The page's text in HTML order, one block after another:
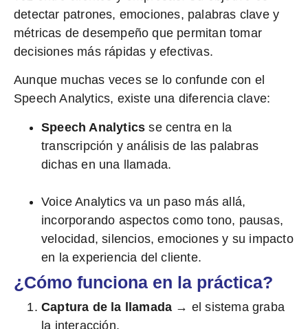
detectar patrones, emociones, palabras clave y
métricas de desempeño que permitan tomar
decisiones más rápidas y efectivas.
Aunque muchas veces se lo confunde con el
Speech Analytics, existe una diferencia clave:
Speech Analytics se centra en la
transcripción y análisis de las palabras
dichas en una llamada.
Voice Analytics va un paso más allá,
incorporando aspectos comotono, pausas,
velocidad, silencios, emociones y su impacto
en la experiencia del cliente.
¿Cómo funciona en la práctica?
Captura de la llamada → el sistema graba
la interacción.